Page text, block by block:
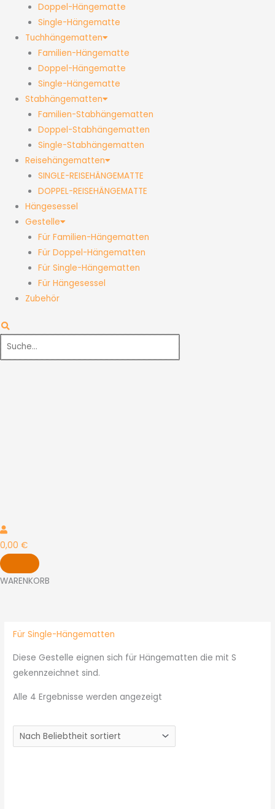
Doppel-Hängematte
Single-Hängematte
Tuchhängematten
Familien-Hängematte
Doppel-Hängematte
Single-Hängematte
Stabhängematten
Familien-Stabhängematten
Doppel-Stabhängematten
Single-Stabhängematten
Reisehängematten
SINGLE-REISEHÄNGEMATTE
DOPPEL-REISEHÄNGEMATTE
Hängesessel
Gestelle
Für Familien-Hängematten
Für Doppel-Hängematten
Für Single-Hängematten
Für Hängesessel
Zubehör
0,00 €
WARENKORB
Für Single-Hängematten
Diese Gestelle eignen sich für Hängematten die mit S
gekennzeichnet sind.
Alle 4 Ergebnisse werden angezeigt